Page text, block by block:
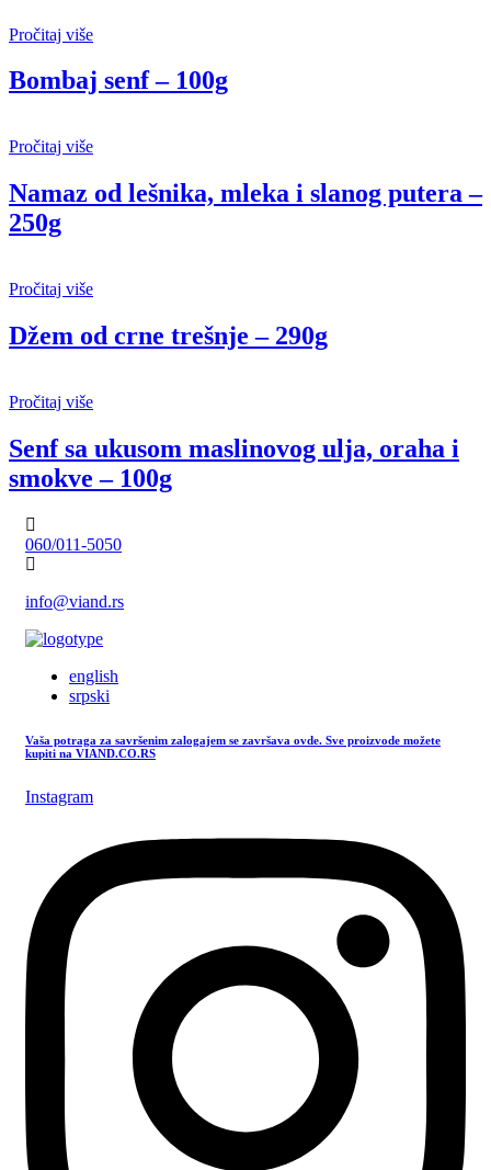
Pročitaj više
Bombaj senf – 100g
Pročitaj više
Namaz od lešnika, mleka i slanog putera –
250g
Pročitaj više
Džem od crne trešnje – 290g
Pročitaj više
Senf sa ukusom maslinovog ulja, oraha i
smokve – 100g
060/011-5050
info@viand.rs
english
srpski
Vaša potraga za savršenim zalogajem se završava ovde. Sve proizvode možete
kupiti na VIAND.CO.RS
Instagram